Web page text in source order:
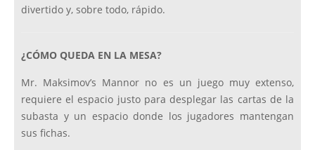
divertido y, sobre todo, rápido.
¿CÓMO QUEDA EN LA MESA?
Mr. Maksimov’s Mannor no es un juego muy extenso,
requiere el espacio justo para desplegar las cartas de la
subasta y un espacio donde los jugadores mantengan
sus fichas.